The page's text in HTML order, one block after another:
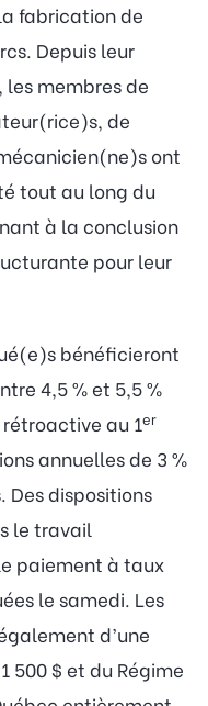
fabrication de
Depuis leur
membres de
de
ont
tout au long du
à la conclusion
pour leur
bénéficieront
4,5 % et 5,5 %
au 1er
annuelles de 3 %
Des dispositions
le travail
paiement à taux
le samedi. Les
d’une
500 $ et du Régime